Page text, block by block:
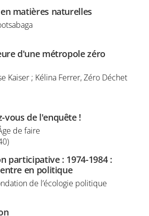
matières naturelles
d'une métropole zéro
Kaiser ; Kélina Ferrer, Zéro Déchet
vous de l'enquête !
de faire
participative : 1974-1984 :
en politique
de l’écologie politique